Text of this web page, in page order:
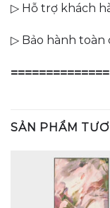
▷ Hỗ trợ khách
▷ Bảo hành toàn
SẢN PHẨM